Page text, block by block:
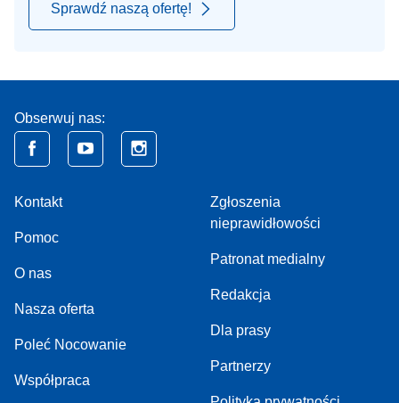
Sprawdź naszą ofertę!
Obserwuj nas:
Kontakt
Pomoc
O nas
Nasza oferta
Poleć Nocowanie
Współpraca
Zgłoszenia
nieprawidłowości
Patronat medialny
Redakcja
Dla prasy
Partnerzy